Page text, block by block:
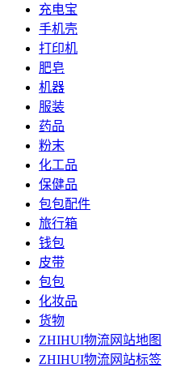
充电宝
手机壳
打印机
肥皂
机器
服装
药品
粉末
化工品
保健品
包包配件
旅行箱
钱包
皮带
包包
化妆品
货物
ZHIHUI物流网站地图
ZHIHUI物流网站标签